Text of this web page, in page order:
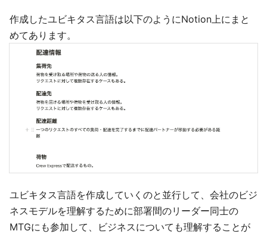
作成したユビキタス言語は以下のようにNotion上にまと
めてあります。
ユビキタス言語を作成していくのと並行して、会社のビジ
ネスモデルを理解するために部署間のリーダー同士の
MTGにも参加して、ビジネスについても理解することが